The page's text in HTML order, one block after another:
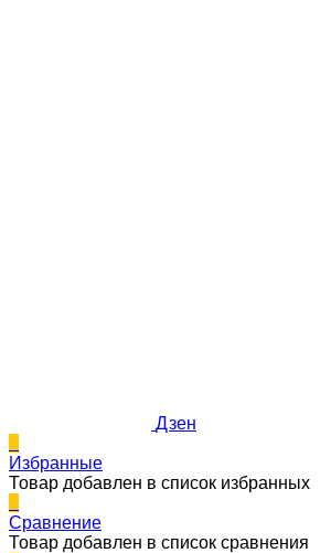
Дзен
Избранные
Товар добавлен в список избранных
Сравнение
Товар добавлен в список сравнения